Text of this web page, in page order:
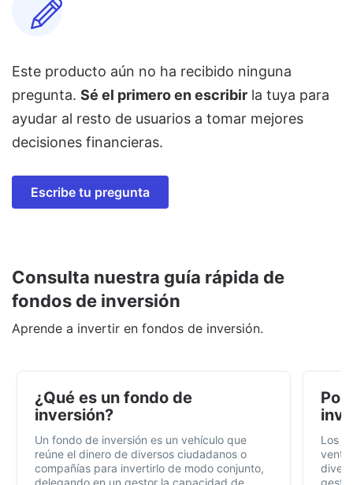
Este producto aún no ha recibido ninguna
pregunta. Sé el primero en escribir la tuya para
ayudar al resto de usuarios a tomar mejores
decisiones financieras.
Escribe tu pregunta
Consulta nuestra guía rápida de
fondos de inversión
Aprende a invertir en fondos de inversión.
¿Qué es un fondo de
inversión?
Un fondo de inversión es un vehículo que
reúne el dinero de diversos ciudadanos o
compañías para invertirlo de modo conjunto,
delegando en un gestor la capacidad de
Por
Los